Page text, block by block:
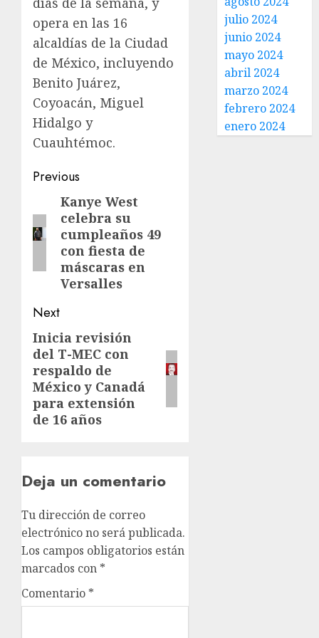
opera en las 16
alcaldías de la Ciudad
de México, incluyendo
Benito Juárez,
Coyoacán, Miguel
Hidalgo y
Cuauhtémoc.
Previous
Kanye West
celebra su
cumpleaños 49
con fiesta de
máscaras en
Versalles
Next
Inicia revisión
del T-MEC con
respaldo de
México y Canadá
para extensión
de 16 años
Deja un comentario
Tu dirección de correo
electrónico no será publicada.
Los campos obligatorios están
marcados con *
Comentario *
julio 2024
junio 2024
mayo 2024
abril 2024
marzo 2024
febrero 2024
enero 2024